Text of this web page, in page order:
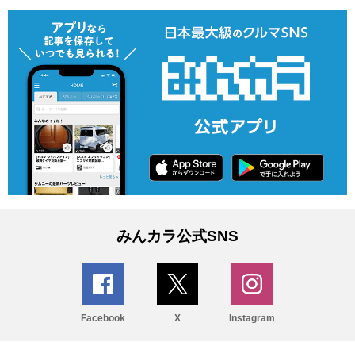
みんカラ公式SNS
Facebook X Instagram